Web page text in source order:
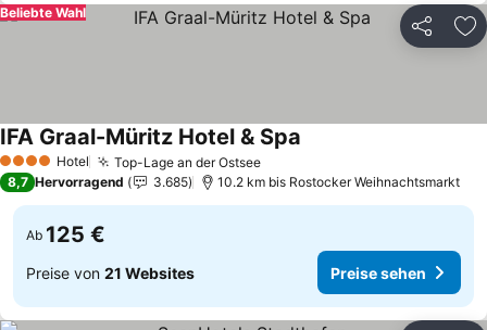
Teilen
Beliebte Wahl
4 Sterne Hotel Top-Lage an der OstseePreise sehen
IFA Graal-Müritz Hotel & Spa
8,7 Hervorragend 3.685 10.2 km bis Rostocker Weihnachtsmarkt
Ab 125 €
Preise von 21 Websites Preise sehen